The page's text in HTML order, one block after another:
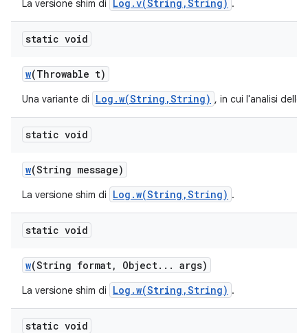
La versione shim di Log.v(String,String) .
static void
w(Throwable t)
Una variante di Log.w(String,String) , in cui l'analisi
static void
w(String message)
La versione shim di Log.w(String,String) .
static void
w(String format, Object. . . args)
La versione shim di Log.w(String,String) .
static void